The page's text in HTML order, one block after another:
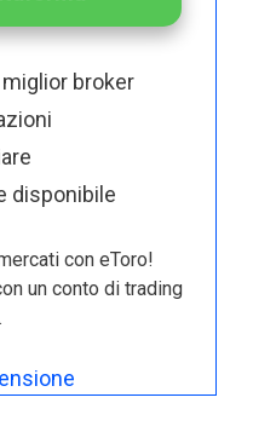
broker
disponibile
con eToro!
un conto di trading